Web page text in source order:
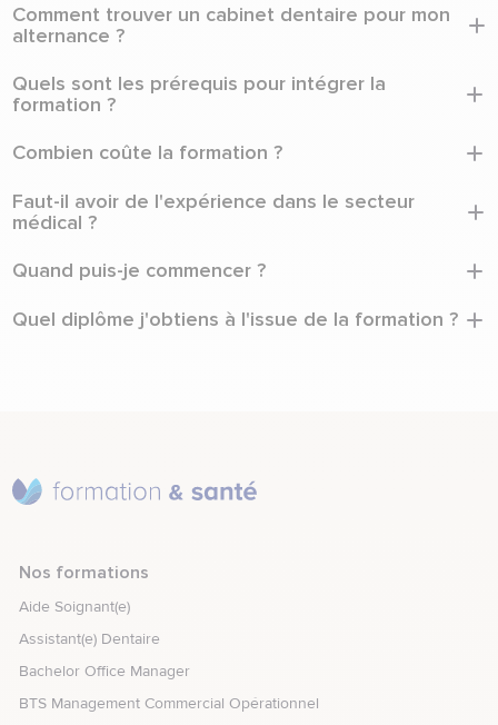
cabinet dentaire et percevez une rémunération tout au long
de votre formation.
Comment trouver un cabinet dentaire pour mon
alternance ?
Formation & Santé vous accompagne dans votre recherche :
coaching CV, préparation aux entretiens et mise en relation
avec notre réseau de plus de 700 cabinets partenaires.
Quels sont les prérequis pour intégrer la
formation ?
Il faut être titulaire d'un diplôme ou titre de niveau 3
minimum (Brevet, CAP ou BEP) et avoir au moins 18 ans.
Combien coûte la formation ?
La formation est entièrement financée par l'OPCO EP. Elle ne
vous coûte rien.
Faut-il avoir de l'expérience dans le secteur
médical ?
dans la santé. C'est justement fait pour vous permettre
Quand puis-je commencer ?
Il y a plusieurs rentrées par an. Vous pouvez candidater à
tout moment.
Quel diplôme j'obtiens à l'issue de la formation ?
Nos formations
Aide Soignant(e)
Assistant(e) Dentaire
Bachelor Office Manager
BTS Management Commercial Opérationnel